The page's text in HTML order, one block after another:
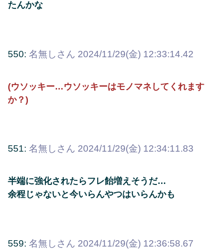
たんかな
550: 名無しさん 2024/11/29(金) 12:33:14.42
(ウソッキー…ウソッキーはモノマネしてくれます
か？)
551: 名無しさん 2024/11/29(金) 12:34:11.83
半端に強化されたらフレ飴増えそうだ…
余程じゃないと今いらんやつはいらんかも
559: 名無しさん 2024/11/29(金) 12:36:58.67